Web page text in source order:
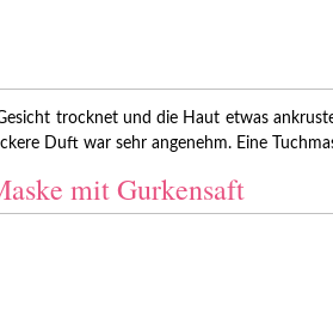
trocknet und die Haut etwas
Duft war sehr angenehm. Eine
mit Gurkensaft